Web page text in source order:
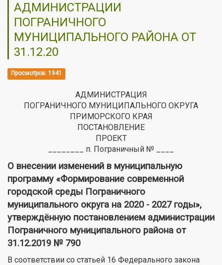
АДМИНИСТРАЦИИ
ПОГРАНИЧНОГО
МУНИЦИПАЛЬНОГО РАЙОНА ОТ
31.12.20
Просмотров: 1941
АДМИНИСТРАЦИЯ
ПОГРАНИЧНОГО МУНИЦИПАЛЬНОГО ОКРУГА
ПРИМОРСКОГО КРАЯ
ПОСТАНОВЛЕНИЕ
ПРОЕКТ
________ п. Пограничный № ____
О внесении изменений в муниципальную
программу «Формирование современной
городской среды Пограничного
муниципального округа на 2020 - 2027 годы»,
утверждённую постановлением администрации
Пограничного муниципального района от
31.12.2019 № 790
В соответствии со статьей 16 Федерального закона